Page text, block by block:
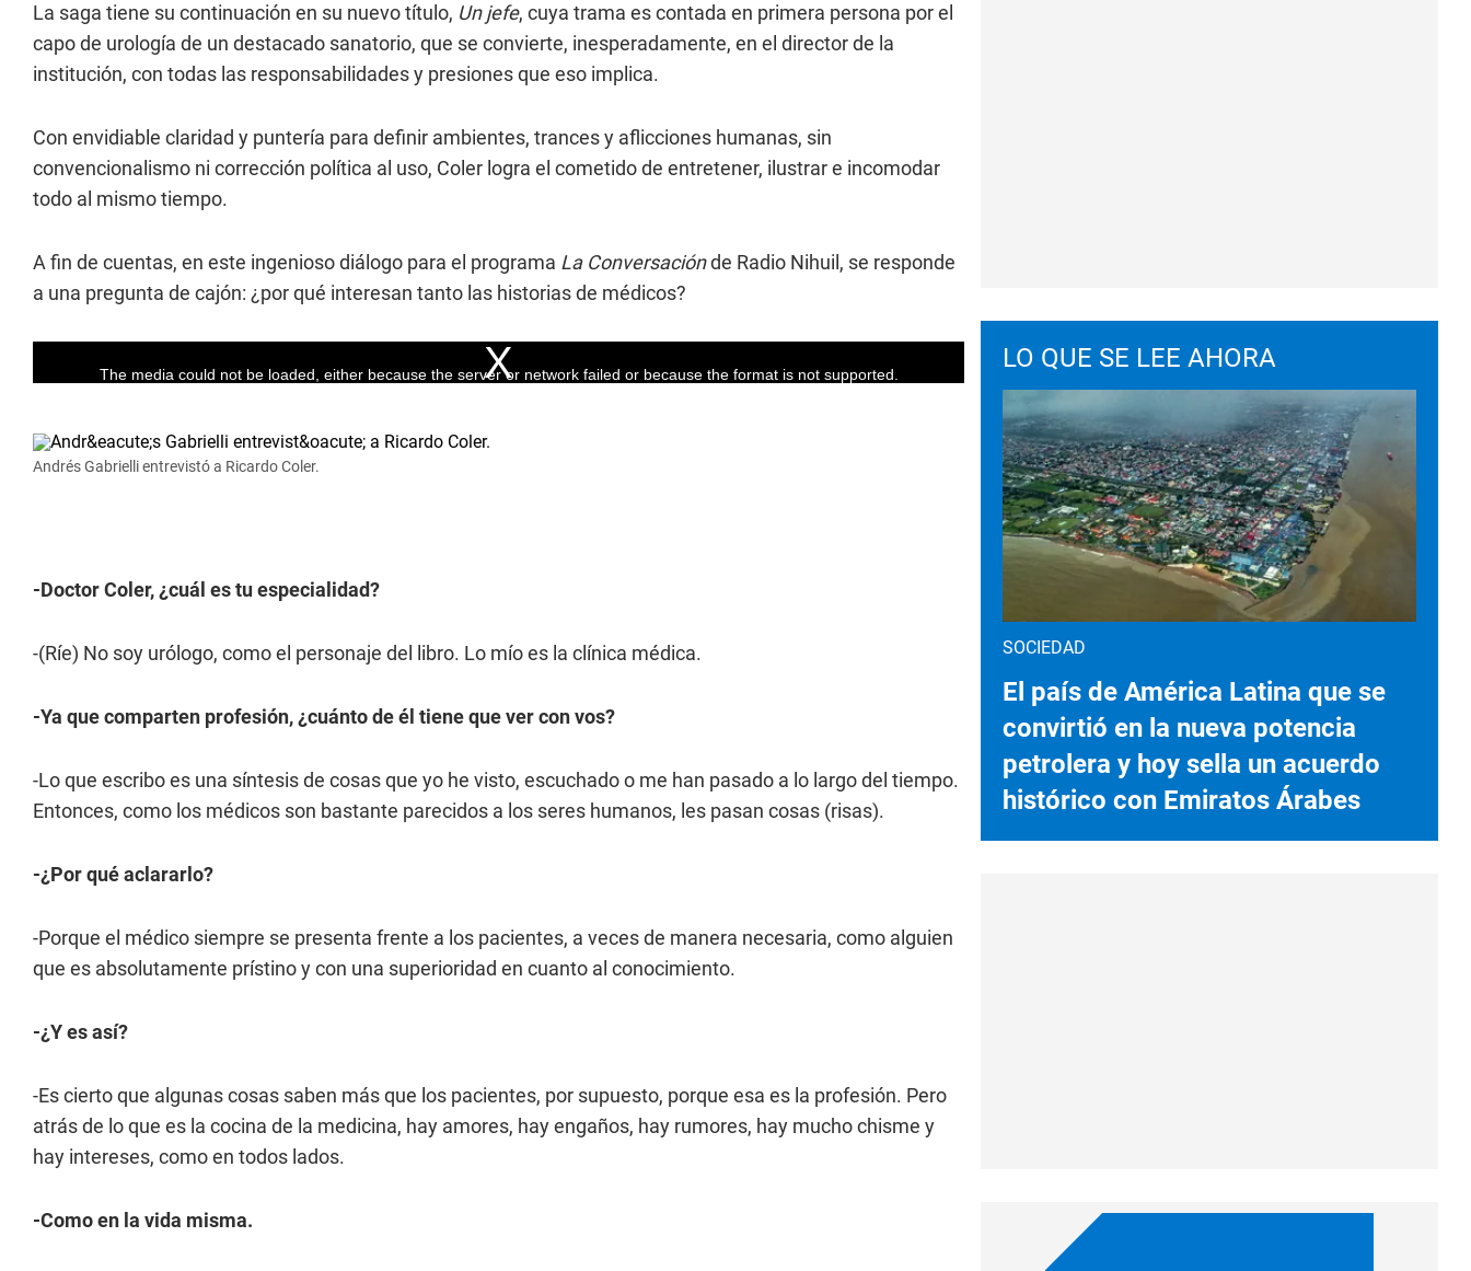
La saga tiene su continuación en su nuevo título, Un jefe, cuya trama es contada en primera persona por el
capo de urología de un destacado sanatorio, que se convierte, inesperadamente, en el director de la
institución, con todas las responsabilidades y presiones que eso implica.
Con envidiable claridad y puntería para definir ambientes, trances y aflicciones humanas, sin
convencionalismo ni corrección política al uso, Coler logra el cometido de entretener, ilustrar e incomodar
todo al mismo tiempo.
A fin de cuentas, en este ingenioso diálogo para el programa La Conversaciónde Radio Nihuil, se responde
a una pregunta de cajón: ¿por qué interesan tanto las historias de médicos?
Andrés Gabrielli entrevistó a Ricardo Coler.
-Doctor Coler, ¿cuál es tu especialidad?
-(Ríe) No soy urólogo, como el personaje del libro. Lo mío es la clínica médica.
-Ya que comparten profesión, ¿cuánto de él tiene que ver con vos?
-Lo que escribo es una síntesis de cosas que yo he visto, escuchado o me han pasado a lo largo del tiempo.
Entonces, como los médicos son bastante parecidos a los seres humanos, les pasan cosas (risas).
-¿Por qué aclararlo?
-Porque el médico siempre se presenta frente a los pacientes, a veces de manera necesaria, como alguien
que es absolutamente prístino y con una superioridad en cuanto al conocimiento.
-¿Y es así?
-Es cierto que algunas cosas saben más que los pacientes, por supuesto, porque esa es la profesión. Pero
atrás de lo que es la cocina de la medicina, hay amores, hay engaños, hay rumores, hay mucho chisme y
hay intereses, como en todos lados.
-Como en la vida misma.
LO QUE SE LEE AHORA
SOCIEDAD
El país de América Latina que se
convirtió en la nueva potencia
petrolera y hoy sella un acuerdo
histórico con Emiratos Árabes